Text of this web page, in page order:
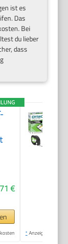
ist es
Das
Bei
du lieber
dass
|
€
* Anzeige